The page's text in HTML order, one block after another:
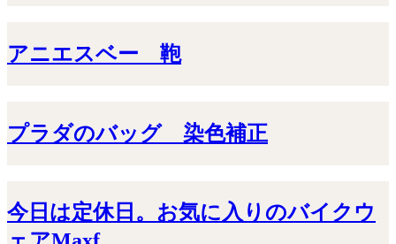
アニエスベー 鞄
プラダのバッグ 染色補正
今日は定休日。お気に入りのバイクウ